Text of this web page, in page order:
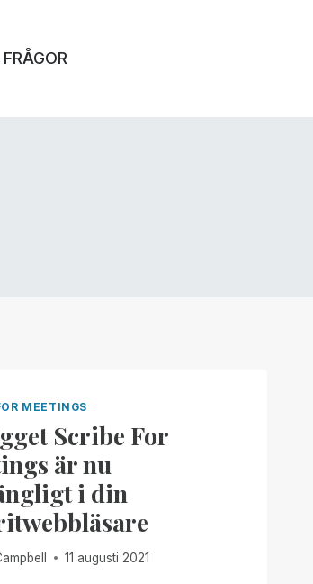
MEETINGS
Scribe For
är nu
i din
11 augusti 2021